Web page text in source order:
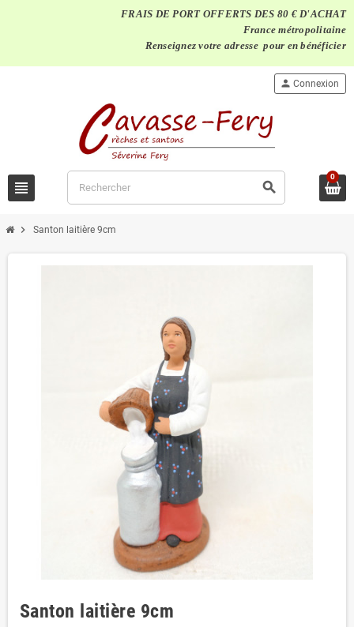
FRAIS DE PORT OFFERTS DES 80 € D'ACHAT
France métropolitaine
Renseignez votre adresse pour en bénéficier
view_headline search
person Connexion
0
chevron_right Santon laitière 9cm
Santon laitière 9cm